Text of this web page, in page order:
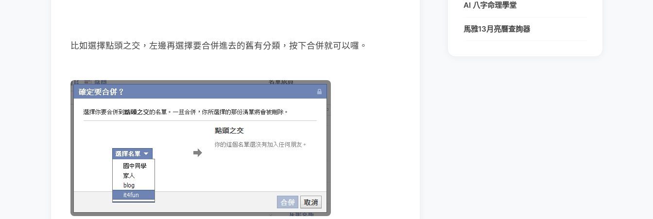
比如選擇點頭之交，左邊再選擇要合併進去的舊有分類，按下合併就可以囉。
AI 八字命理學堂
馬雅13月亮曆查詢器